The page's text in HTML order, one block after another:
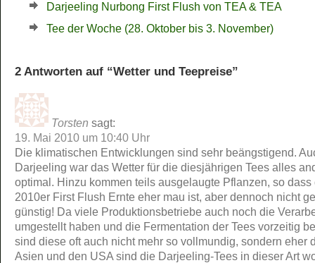
Darjeeling Nurbong First Flush von TEA & TEA
Tee der Woche (28. Oktober bis 3. November)
2 Antworten auf “Wetter und Teepreise”
Torsten sagt:
19. Mai 2010 um 10:40 Uhr
Die klimatischen Entwicklungen sind sehr beängstigend.
Darjeeling war das Wetter für die diesjährigen Tees alles
optimal. Hinzu kommen teils ausgelaugte Pflanzen, so dass
2010er First Flush Ernte eher mau ist, aber dennoch nicht
günstig! Da viele Produktionsbetriebe auch noch die
umgestellt haben und die Fermentation der Tees vorzeitig
sind diese oft auch nicht mehr so vollmundig, sondern eher
Asien und den USA sind die Darjeeling-Tees in dieser Art